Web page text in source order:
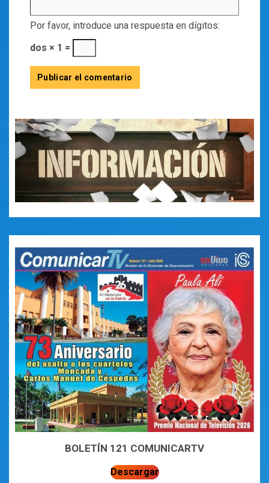
Por favor, introduce una respuesta en dígitos:
dos × 1 =
BOLETÍN 121 COMUNICARTV
Descargar